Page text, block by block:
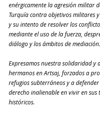
enérgicamente la agresión militar
Turquía contra objetivos militares
y su intento de resolver los
mediante el uso de la fuerza,
diálogo y los ámbitos de mediación.
Expresamos nuestra solidaridad y
hermanos en Artsaj, forzados a
refugios subterráneos y a defender
derecho inalienable en vivir en
históricos.